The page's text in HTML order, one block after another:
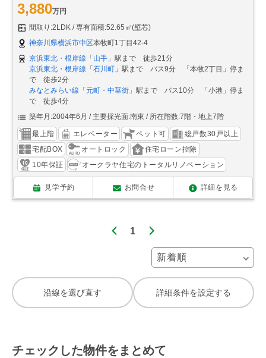
3,880万円
間取り:2LDK
専有面積:52.65㎡(壁芯)
神奈川県横浜市中区本牧町1丁目42-4
京浜東北・根岸線 「 山手 」駅まで 徒歩21分
京浜東北・根岸線 「 石川町 」駅まで バス9分 「本牧2丁目」停ま
で 徒歩2分
みなとみらい線 「 元町・中華街 」駅まで バス10分 「小港」停ま
で 徒歩4分
築年月:2004年6月
主要採光面:南東 所在階数:7階・地上7階
最上階 エレベーター ペット可
総戸数30戸以上
宅配BOX
オートロック
住宅ローン控除
10年保証
オークラヤ住宅のトータルリノベーション
見学予約 お問合せ 詳細を見る
1
沿線を選び直す 詳細条件を設定する
チェックした物件をまとめて